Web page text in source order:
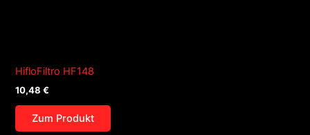
HifloFiltro HF148
10,48€
Zum Produkt